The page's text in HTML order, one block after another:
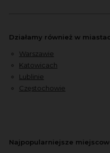
Działamy również w
Warszawie
Katowicach
Lublinie
Częstochowie
Najpopularniejsze